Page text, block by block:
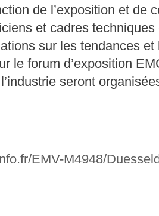
de l’exposition et de
et cadres techniques
sur les tendances
le forum d’exposition
seront
EMV-M4948/